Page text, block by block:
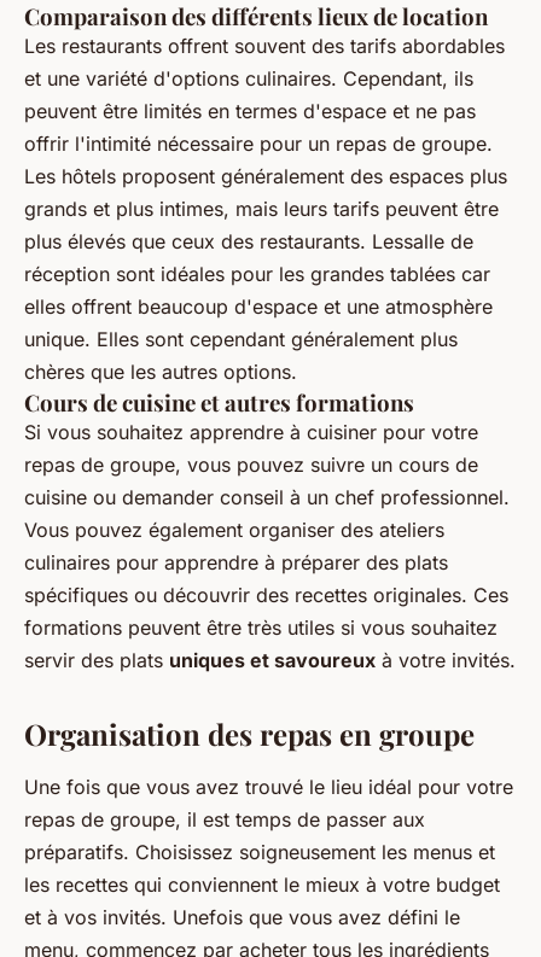
Comparaison des différents lieux de location
Les restaurants offrent souvent des tarifs abordables
et une variété d'options culinaires. Cependant, ils
peuvent être limités en termes d'espace et ne pas
offrir l'intimité nécessaire pour un repas de groupe.
Les hôtels proposent généralement des espaces plus
grands et plus intimes, mais leurs tarifs peuvent être
plus élevés que ceux des restaurants. Lessalle de
réception sont idéales pour les grandes tablées car
elles offrent beaucoup d'espace et une atmosphère
unique. Elles sont cependant généralement plus
chères que les autres options.
Cours de cuisine et autres formations
Si vous souhaitez apprendre à cuisiner pour votre
repas de groupe, vous pouvez suivre un cours de
cuisine ou demander conseil à un chef professionnel.
Vous pouvez également organiser des ateliers
culinaires pour apprendre à préparer des plats
spécifiques ou découvrir des recettes originales. Ces
formations peuvent être très utiles si vous souhaitez
servir des plats uniques et savoureux à votre invités.
Organisation des repas en groupe
Une fois que vous avez trouvé le lieu idéal pour votre
repas de groupe, il est temps de passer aux
préparatifs. Choisissez soigneusement les menus et
les recettes qui conviennent le mieux à votre budget
et à vos invités. Unefois que vous avez défini le
menu, commencez par acheter tous les ingrédients